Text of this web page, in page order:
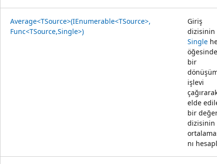
Average<TSource>(IEnumerable<TSource>,
Func<TSource,Single>)
Giriş
dizisinin
Single
öğesinde
bir
işlevi
elde
bir
dizisinin
nı